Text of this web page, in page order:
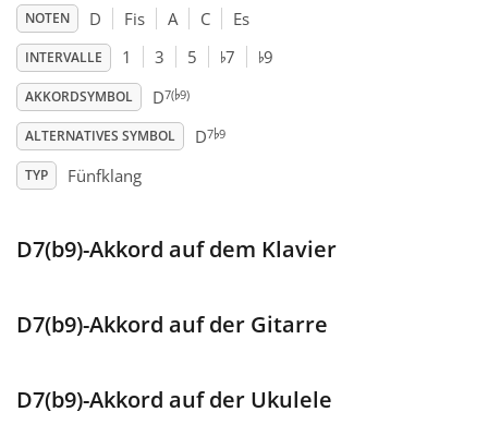
Español
Français
한국어
NOTEN D Fis A C Es
INTERVALLE 1 3 5 ♭7 ♭9
AKKORDSYMBOL D7(♭9)
ALTERNATIVES SYMBOL D7♭9
TYP Fünfklang
D7(b9)-Akkord auf dem Klavier
D7(b9)-Akkord auf der Gitarre
D7(b9)-Akkord auf der Ukulele